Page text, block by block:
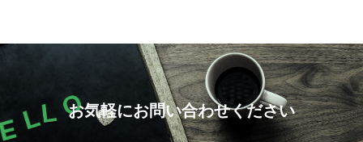
お気軽にお問い合わせください